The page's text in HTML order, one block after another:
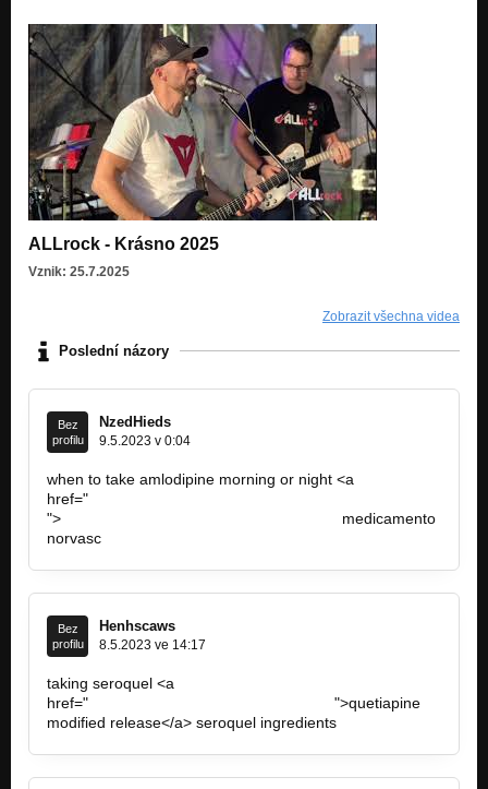
ALLrock - Krásno 2025
Vznik: 25.7.2025
Zobrazit všechna videa
Poslední názory
Bez
profilu
NzedHieds
9.5.2023 v 0:04
when to take amlodipine morning or night <a
href="
">
medicamento
norvasc
Bez
profilu
Henhscaws
8.5.2023 ve 14:17
taking seroquel <a
href="
">quetiapine
modified release</a> seroquel ingredients